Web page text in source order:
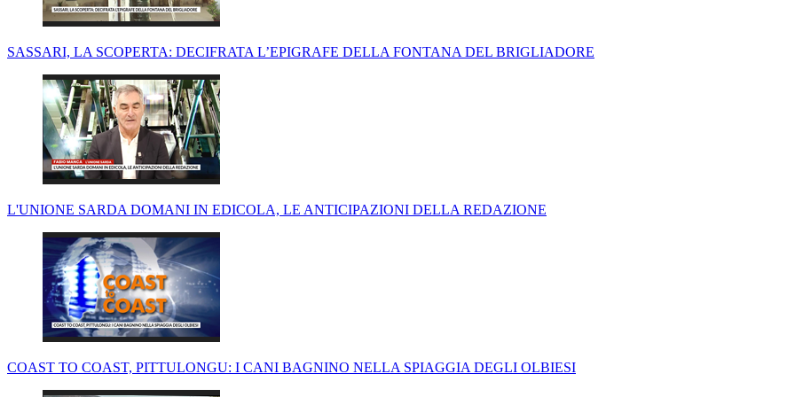
SASSARI, LA SCOPERTA: DECIFRATA L’EPIGRAFE DELLA FONTANA DEL BRIGLIADORE
L'UNIONE SARDA DOMANI IN EDICOLA, LE ANTICIPAZIONI DELLA REDAZIONE
COAST TO COAST, PITTULONGU: I CANI BAGNINO NELLA SPIAGGIA DEGLI OLBIESI